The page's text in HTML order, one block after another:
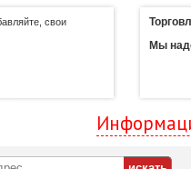
свои
Мы